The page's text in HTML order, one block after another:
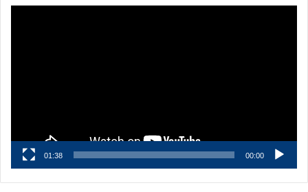
00:00
01:38